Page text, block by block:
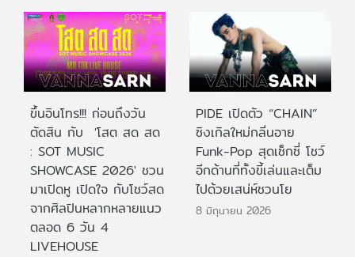
ขึ้นอินโทร!!! ก่อนถึงวัน
ตัดสิน กับ 'โสต สด สด
: SOT MUSIC
SHOWCASE 2026' ชวน
มาเปิดหู เปิดใจ กับโชว์สด
จากศิลปินหลากหลายแนว
ตลอด 6 วัน 4
LIVEHOUSE
PIDE เปิดตัว “CHAIN”
ซิงเกิลใหม่กลิ่นอาย
Funk-Pop สุดเซ็กซี่ โชว์
อีกด้านที่ทั้งขี้เล่นและเต็ม
ไปด้วยเสน่ห์ชวนโย
8 มิถุนายน 2026